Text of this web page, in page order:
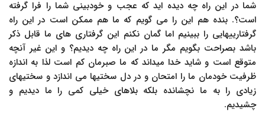
شما در این راه چه دیده اید که عجب و خودبینی شما را فرا گرفته
است؟. بنده هم این را می گویم که ما هم ممکن است در این راه
گرفتارییهایی را ببینیم اما گمان نکنم این گرفتاری های ما قابل ذکر
باشد بصراحت بگویم مگر ما در این راه چه دیدیم؟ و این غیر آنچه
متوقع است و شاید خدا میداند که ما صبرمان کم است لذا به اندازه
ظرفیت خودمان ما را امتحان و در دل سختیها می اندازد و سختیهای
زیادی را به ما نچشانده بلکه بلاهای خیلی کمی را ما دیدیم و
چشیدیم.